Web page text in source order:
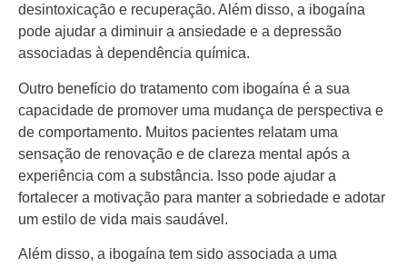
desintoxicação e recuperação. Além disso, a ibogaína
pode ajudar a diminuir a ansiedade e a depressão
associadas à dependência química.
Outro benefício do tratamento com ibogaína é a sua
capacidade de promover uma mudança de perspectiva e
de comportamento. Muitos pacientes relatam uma
sensação de renovação e de clareza mental após a
experiência com a substância. Isso pode ajudar a
fortalecer a motivação para manter a sobriedade e adotar
um estilo de vida mais saudável.
Além disso, a ibogaína tem sido associada a uma